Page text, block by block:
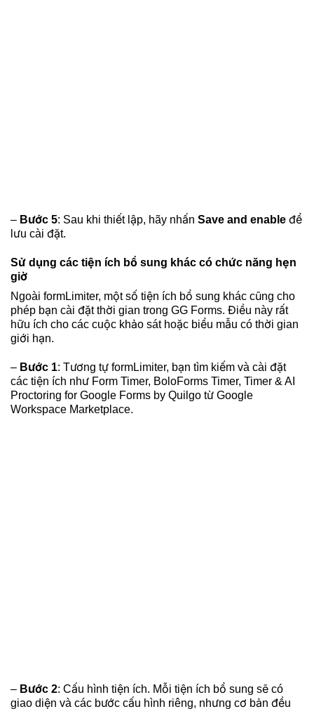
– Bước 5: Sau khi thiết lập, hãy nhấn Save and enable để
lưu cài đặt.
Sử dụng các tiện ích bổ sung khác có chức năng hẹn
giờ
Ngoài formLimiter, một số tiện ích bổ sung khác cũng cho
phép bạn cài đặt thời gian trong GG Forms. Điều này rất
hữu ích cho các cuộc khảo sát hoặc biểu mẫu có thời gian
giới hạn.
– Bước 1: Tương tự formLimiter, bạn tìm kiếm và cài đặt
các tiện ích như Form Timer, BoloForms Timer, Timer & AI
Proctoring for Google Forms by Quilgo từ Google
Workspace Marketplace.
– Bước 2: Cấu hình tiện ích. Mỗi tiện ích bổ sung sẽ có
giao diện và các bước cấu hình riêng, nhưng cơ bản đều